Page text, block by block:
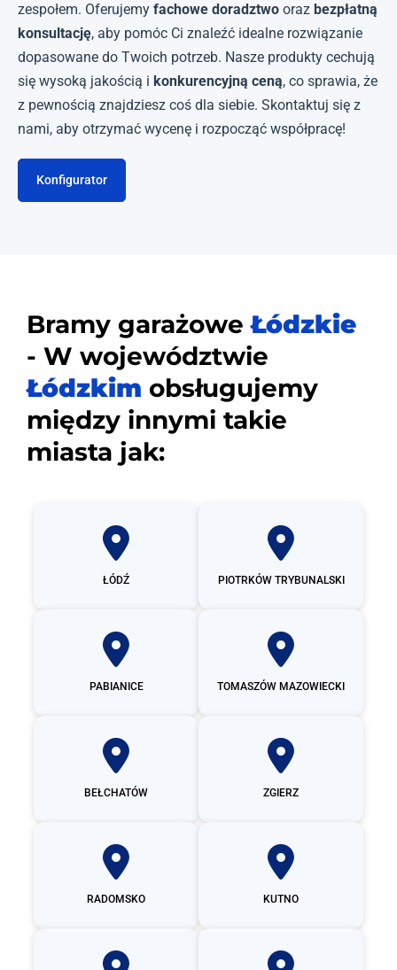
zespołem. Oferujemy fachowe doradztwo oraz bezpłatną
konsultację, aby pomóc Ci znaleźć idealne rozwiązanie
dopasowane do Twoich potrzeb. Nasze produkty cechują
się wysoką jakością i konkurencyjną ceną, co sprawia, że
z pewnością znajdziesz coś dla siebie. Skontaktuj się z
nami, aby otrzymać wycenę i rozpocząć współpracę!
Konfigurator
Bramy garażoweŁódzkie
- W województwie
Łódzkim obsługujemy
między innymi takie
miasta jak:
ŁÓDŹ PIOTRKÓW TRYBUNALSKI
PABIANICE TOMASZÓW MAZOWIECKI
BEŁCHATÓW ZGIERZ
RADOMSKO KUTNO